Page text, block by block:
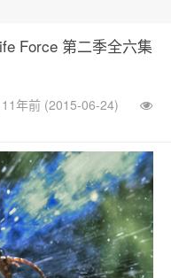
Force 第二季全六集
11年前 (2015-06-24)